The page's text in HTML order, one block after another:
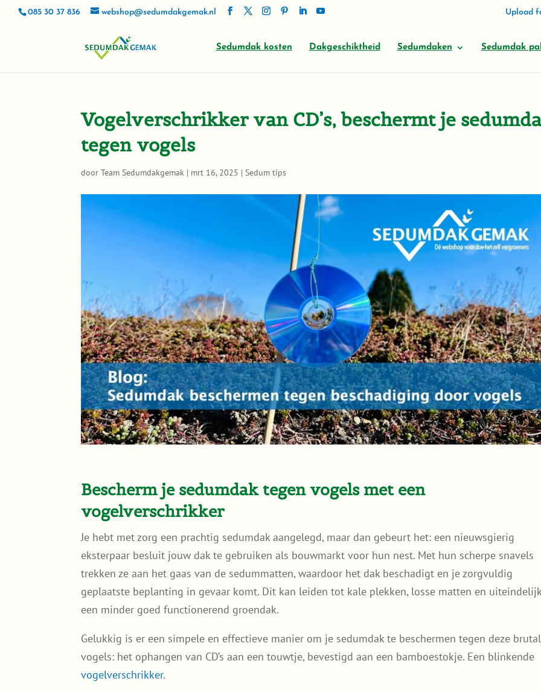
085 30 37 836 webshop@sedumdakgemak.nl Upload
Sedumdak kosten Dakgeschiktheid Sedumdaken Sedumdak
Vogelverschrikker van CD’s, beschermt je
tegen vogels
doorTeam Sedumdakgemak | mrt 16, 2025 |Sedum tips
Bescherm je sedumdak tegen vogels met een
vogelverschrikker
Je hebt met zorg een prachtig sedumdak aangelegd, maar dan gebeurt het: een nieuwsgierig
eksterpaar besluit jouw dak te gebruiken als bouwmarkt voor hun nest. Met hun scherpe snavels
trekken ze aan het gaas van de sedummatten, waardoor het dak beschadigt en je zorgvuldig
geplaatste beplanting in gevaar komt. Dit kan leiden tot kale plekken, losse matten en
een minder goed functionerend groendak.
Gelukkig is er een simpele en effectieve manier om je sedumdak te beschermen tegen deze
vogels: het ophangen van CD’s aan een touwtje, bevestigd aan een bamboestokje. Een blinkende
vogelverschrikker.